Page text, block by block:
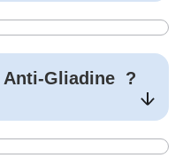
Anti-Gliadine ?